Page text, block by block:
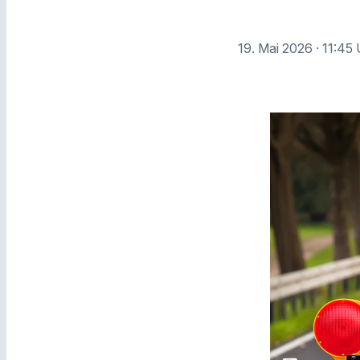
19. Mai 2026 · 11:45